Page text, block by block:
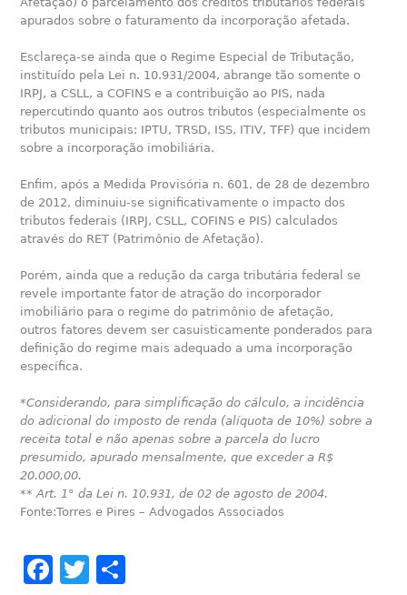
apurados sobre o faturamento da incorporação afetada.
Esclareça-se ainda que o Regime Especial de Tributação,
instituído pela Lei n. 10.931/2004, abrange tão somente o
IRPJ, a CSLL, a COFINS e a contribuição ao PIS, nada
repercutindo quanto aos outros tributos (especialmente os
tributos municipais: IPTU, TRSD, ISS, ITIV, TFF) que incidem
sobre a incorporação imobiliária.
Enfim, após a Medida Provisória n. 601, de 28 de dezembro
de 2012, diminuiu-se significativamente o impacto dos
tributos federais (IRPJ, CSLL, COFINS e PIS) calculados
através do RET (Patrimônio de Afetação).
Porém, ainda que a redução da carga tributária federal se
revele importante fator de atração do incorporador
imobiliário para o regime do patrimônio de afetação,
outros fatores devem ser casuisticamente ponderados para
definição do regime mais adequado a uma incorporação
específica.
*Considerando, para simplificação do cálculo, a incidência
do adicional do imposto de renda (alíquota de 10%) sobre a
receita total e não apenas sobre a parcela do lucro
presumido, apurado mensalmente, que exceder a R$
20.000,00.
** Art. 1° da Lei n. 10.931, de 02 de agosto de 2004.
Fonte:Torres e Pires – Advogados Associados
Facebook
Twitter